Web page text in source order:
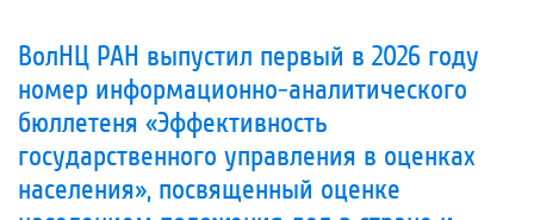
ВолНЦ РАН выпустил первый в 2026 году
номер информационно-аналитического
бюллетеня «Эффективность
государственного управления в оценках
населения», посвященный оценке